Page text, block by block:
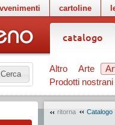
cartoline
catalogo
Cerca
Altro Arte
Prodotti nostrani
ritorna Catalogo